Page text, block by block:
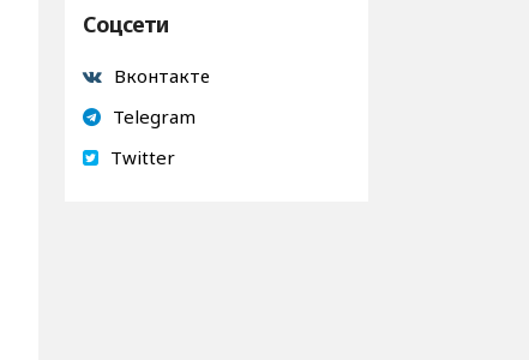
Соцсети
Вконтакте
Telegram
Twitter